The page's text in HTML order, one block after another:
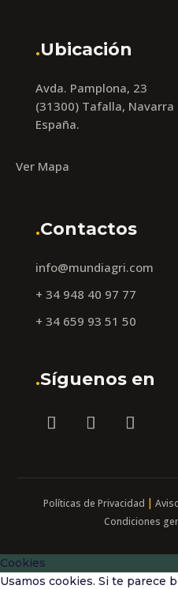
.Ubicación
Avda. Pamplona, 23
(31300) Tafalla, Navarra
España.
Ver Mapa
.Contactos
info@mundiagri.com
+ 34 948 40 97 77
+ 34 659 93 51 50
.Síguenos en
Políticas de Privacidad |
Condiciones
Cookies
Usamos cookies. Si te parece